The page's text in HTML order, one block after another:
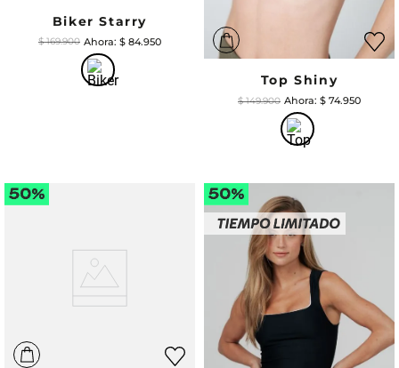
Biker Starry
$ 169.900 $ 84.950
Top Shiny
$ 149.900 $ 74.950